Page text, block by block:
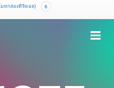
โมทกล่องดิจิตอล) 6